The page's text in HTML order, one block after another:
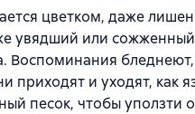
цветком, даже
увядший или
Воспоминания
приходят и уходят, как
песок, чтобы уползти